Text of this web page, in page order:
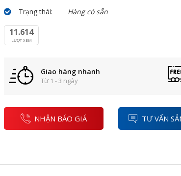
Trạng thái:
Hàng có sẵn
11.614
LƯỢT XEM
Giao hàng nhanh
Từ 1 - 3 ngày
NHẬN BÁO GIÁ TƯ VẤN